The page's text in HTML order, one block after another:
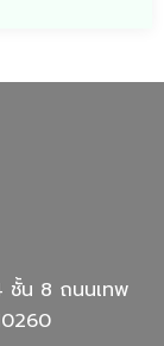
ชั้น 8 ถนนเทพ